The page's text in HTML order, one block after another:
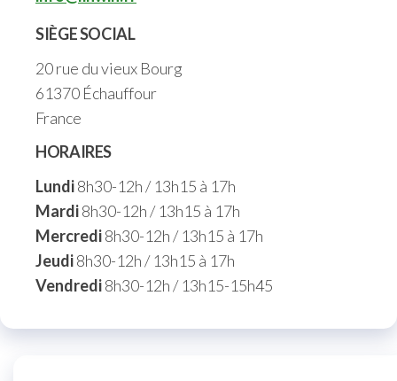
SIÈGE SOCIAL
20 rue du vieux Bourg
61370 Échauffour
France
HORAIRES
Lundi8h30-12h / 13h15 à 17h
Mardi8h30-12h / 13h15 à 17h
Mercredi8h30-12h / 13h15 à 17h
Jeudi8h30-12h / 13h15 à 17h
Vendredi8h30-12h / 13h15-15h45